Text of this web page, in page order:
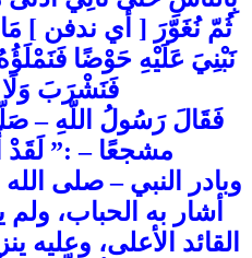
ثُمّ نُغَوّرَ [ أي ندفن ]
نَبْنِيَ عَلَيْهِ حَوْضًا
فَنَشْرَبَ
فَقَالَ رَسُولُ اللّهِ –
مشجعًا – :” لَقَدْ
وبادر النبي – صلى
أشار به الحباب، ولم
القائد الأعلى، وعليه